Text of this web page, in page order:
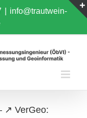
info@trautwein-
↗️ VerGeo: